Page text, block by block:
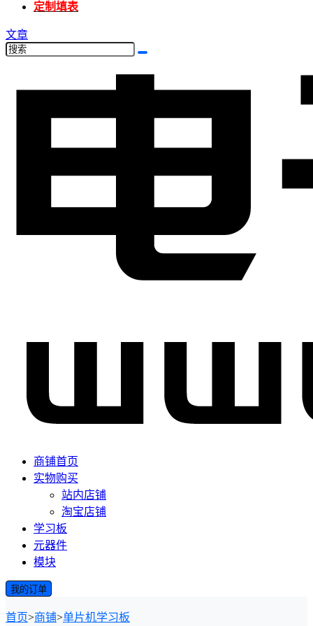
定制填表
文章
商铺首页
实物购买
站内店铺
淘宝店铺
学习板
元器件
模块
我的订单
首页>商铺>单片机学习板